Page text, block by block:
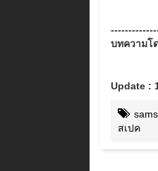
บทความโ
Update :
สเปค